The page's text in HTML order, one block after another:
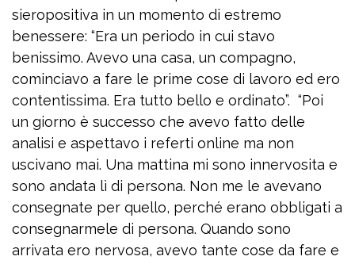
sieropositiva in un momento di estremo
benessere: “Era un periodo in cui stavo
benissimo. Avevo una casa, un compagno,
cominciavo a fare le prime cose di lavoro ed ero
contentissima. Era tutto bello e ordinato”. “Poi
un giorno è successo che avevo fatto delle
analisi e aspettavo i referti online ma non
uscivano mai. Una mattina mi sono innervosita e
sono andata lì di persona. Non me le avevano
consegnate per quello, perché erano obbligati a
consegnarmele di persona. Quando sono
arrivata ero nervosa, avevo tante cose da fare e